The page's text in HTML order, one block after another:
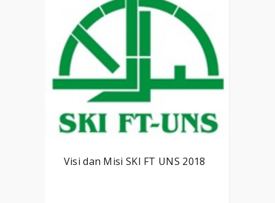
Visi dan Misi SKI FT UNS 2018